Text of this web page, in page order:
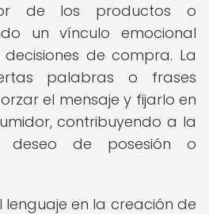
de los productos o
un vínculo emocional
de compra. La
palabras o frases
el mensaje y fijarlo en
contribuyendo a la
deseo de posesión o
en la creación de